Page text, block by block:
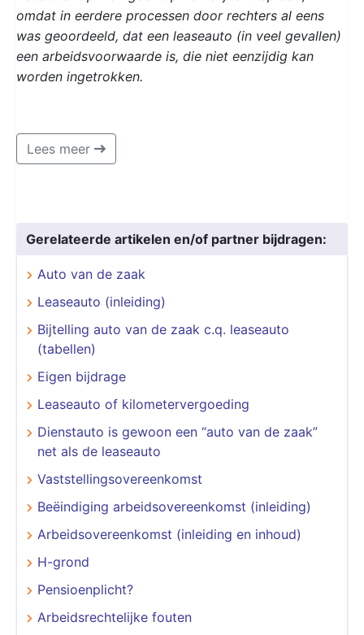
omdat in eerdere processen door rechters al eens
was geoordeeld, dat een leaseauto (in veel gevallen)
een arbeidsvoorwaarde is, die niet eenzijdig kan
worden ingetrokken.
Lees meer
Gerelateerde artikelen en/of partner bijdragen:
Auto van de zaak
Leaseauto (inleiding)
Bijtelling auto van de zaak c.q. leaseauto
(tabellen)
Eigen bijdrage
Leaseauto of kilometervergoeding
Dienstauto is gewoon een “auto van de zaak”
net als de leaseauto
Vaststellingsovereenkomst
Beëindiging arbeidsovereenkomst (inleiding)
Arbeidsovereenkomst (inleiding en inhoud)
H-grond
Pensioenplicht?
Arbeidsrechtelijke fouten